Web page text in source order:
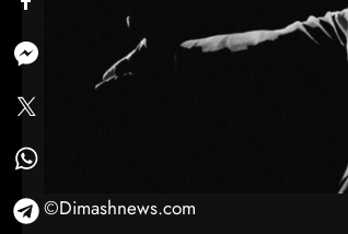
©Dimashnews.com